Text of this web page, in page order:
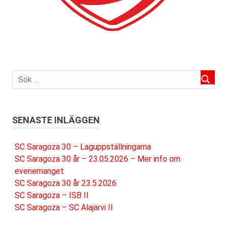
SENASTE INLÄGGEN
SC Saragoza 30 – Laguppställningarna
SC Saragoza 30 år – 23.05.2026 – Mer info om
evenemanget
SC Saragoza 30 år 23.5.2026
SC Saragoza – ISB II
SC Saragoza – SC Alajärvi II